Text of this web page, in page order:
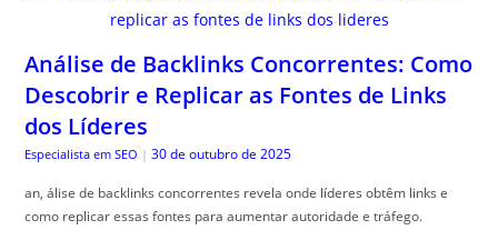
Análise de Backlinks Concorrentes: Como
Descobrir e Replicar as Fontes de Links
dos Líderes
Especialista em SEO | 30 de outubro de 2025
an, álise de backlinks concorrentes revela onde líderes obtêm links e
como replicar essas fontes para aumentar autoridade e tráfego.